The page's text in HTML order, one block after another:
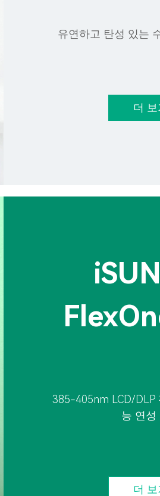
유연하고 탄성 있는
더 보
385-405nm LCD/DLP
능 연성
더 보